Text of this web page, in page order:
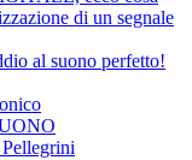
di un segnale
al suono perfetto!